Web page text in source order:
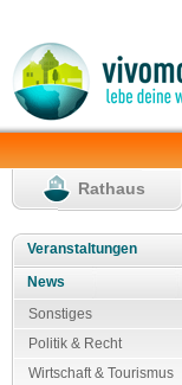
Rathaus
Veranstaltungen
News
Sonstiges
Politik & Recht
Wirtschaft & Tourismus